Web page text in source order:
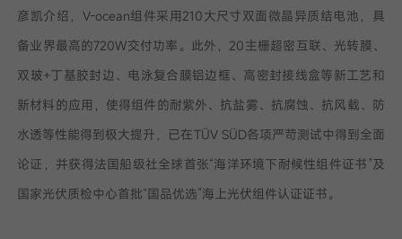
彦凯介绍，V-ocean组件采用210大尺寸双面微晶异质结电池，具
备业界最高的720W交付功率。此外，20主栅超密互联、光转膜、
双玻+丁基胶封边、电泳复合膜铝边框、高密封接线盒等新工艺和
新材料的应用，使得组件的耐紫外、抗盐雾、抗腐蚀、抗风载、防
水透等性能得到极大提升，已在TÜV SÜD各项严苛测试中得到全面
论证，并获得法国船级社全球首张“海洋环境下耐候性组件证书”及
国家光伏质检中心首批“国品优选”海上光伏组件认证证书。